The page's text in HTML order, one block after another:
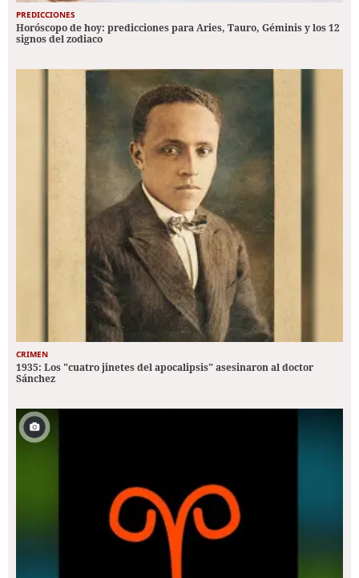
PREDICCIONES
Horóscopo de hoy: predicciones para Aries, Tauro, Géminis y los 12
signos del zodiaco
CRIMEN
1935: Los "cuatro jinetes del apocalipsis" asesinaron al doctor
Sánchez